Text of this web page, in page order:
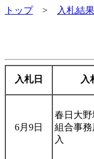
トップ> 入札結果
入札日 入
6月9日
春日大
組合事
入